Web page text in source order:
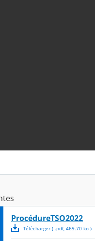
ProcédureTSO2022
Télécharger( .pdf, 469.70 ko)